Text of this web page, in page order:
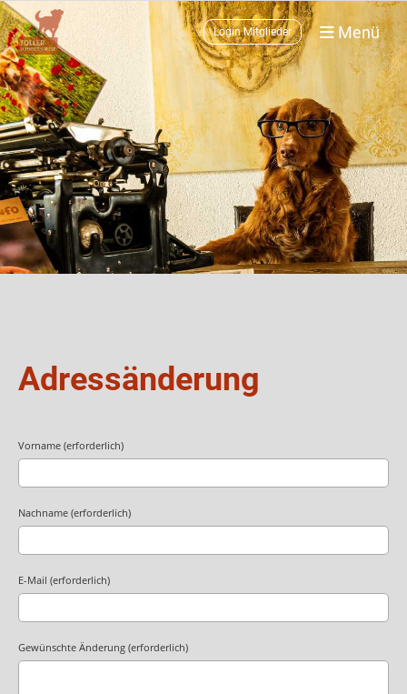
Login Mitglieder Menü
Adressänderung
Vorname (erforderlich)
Nachname (erforderlich)
E-Mail (erforderlich)
Gewünschte Änderung (erforderlich)